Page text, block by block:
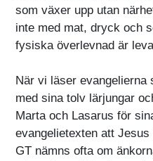
som växer upp utan
inte med mat, dryck och
fysiska överlevnad är
När vi läser
med sina tolv lärjungar
Marta och Lasarus för
evangelietexten att
GT nämns ofta om